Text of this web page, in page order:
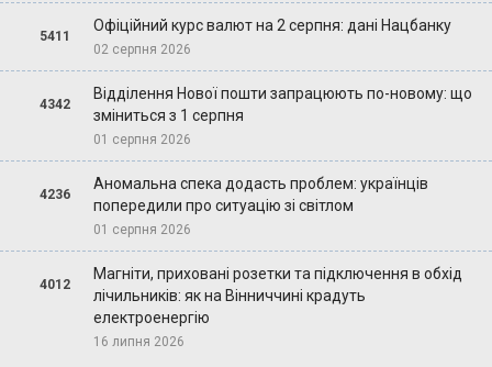
5411
Офіційний курс валют на 2 серпня: дані Нацбанку
02 серпня 2026
4342
Відділення Нової пошти запрацюють по-новому: що
зміниться з 1 серпня
01 серпня 2026
4236
Аномальна спека додасть проблем: українців
попередили про ситуацію зі світлом
01 серпня 2026
4012
Магніти, приховані розетки та підключення в обхід
лічильників: як на Вінниччині крадуть
електроенергію
16 липня 2026